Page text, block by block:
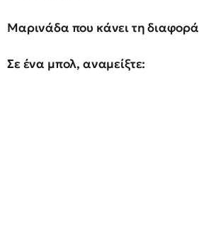
Μαρινάδα που κάνει τη διαφορά
Σε ένα μπολ, αναμείξτε: